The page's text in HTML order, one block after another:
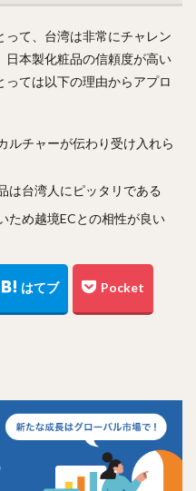
て、台湾は非常にチャレン
日本製化粧品の信頼度が高い
ては以下の理由からアプロ
ルチャーが伝わり受け入れら
は台湾人にピッタリである
ため越境ECとの相性が良い